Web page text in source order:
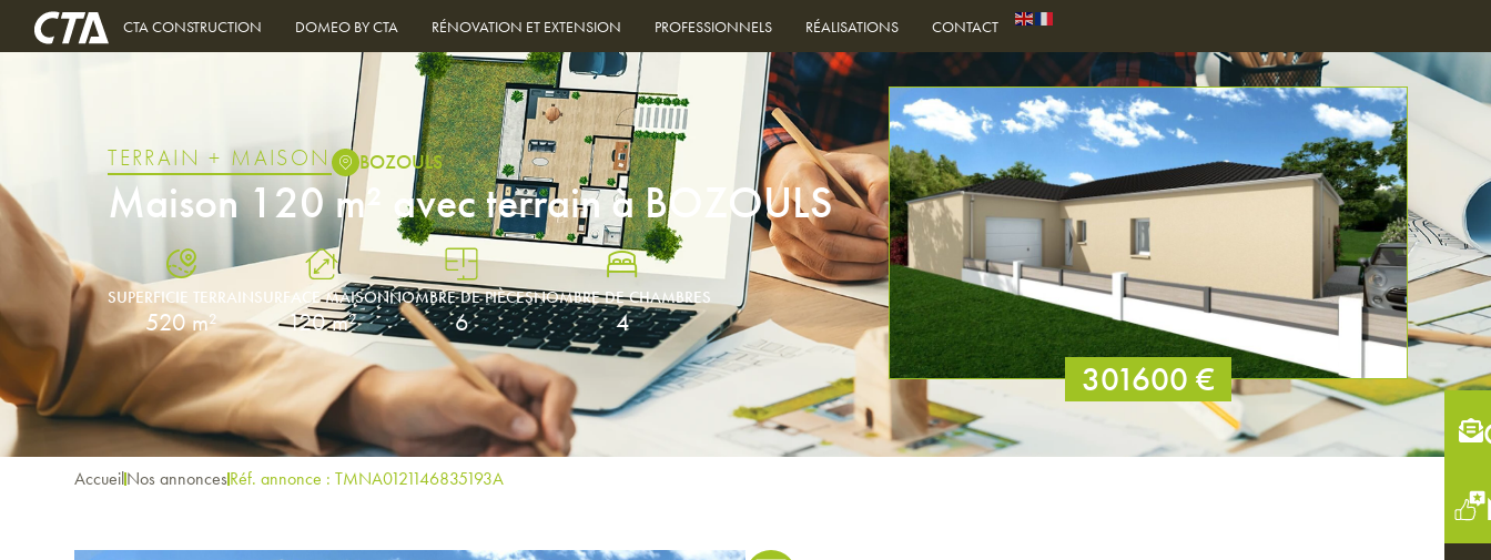
CTA CONSTRUCTION DOMEO BY CTA RÉNOVATION ET EXTENSION PROFESSIONNELS RÉALISATIONS CONTACT
TERRAIN + MAISON BOZOULS
Maison 120 m² avec terrain à BOZOULS
SUPERFICIE TERRAIN
520 m²
SURFACE MAISON
120 m²
NOMBRE DE PIÈCES
6
NOMBRE DE CHAMBRES
4
301600 €
AccueilNos annoncesRéf. annonce : TMNA0121146835193A